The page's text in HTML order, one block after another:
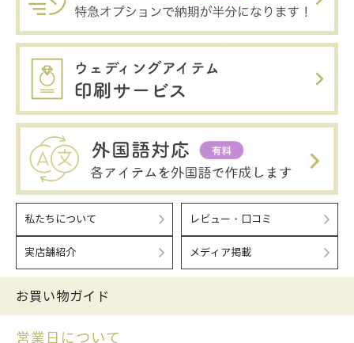
私たちについて レビュー・口コミ
実店舗紹介 メディア掲載
お買い物ガイド
営業日について